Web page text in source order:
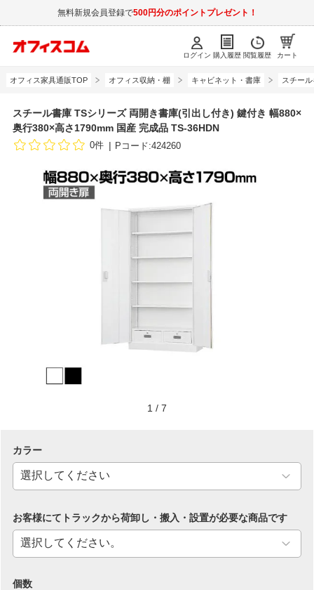
無料新規会員登録で500円分のポイントプレゼント！
ログイン 購入履歴 閲覧履歴 カート
オフィス家具通販TOP オフィス収納・棚 キャビネット・書庫 スチー
スチール書庫 TSシリーズ 両開き書庫(引出し付き) 鍵付き 幅880×
奥行380×高さ1790mm 国産 完成品 TS-36HDN
0件 Pコード:424260
1 / 7
カラー
お客様にてトラックから荷卸し・搬入・設置が必要な商品です
個数